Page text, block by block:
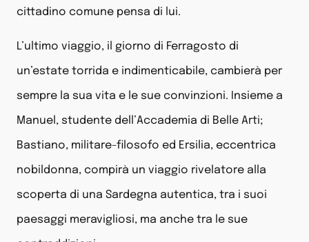
cittadino comune pensa di lui.
L’ultimo viaggio, il giorno di Ferragosto di
un’estate torrida e indimenticabile, cambierà per
sempre la sua vita e le sue convinzioni. Insieme a
Manuel, studente dell’Accademia di Belle Arti;
Bastiano, militare-filosofo ed Ersilia, eccentrica
nobildonna, compirà un viaggio rivelatore alla
scoperta di una Sardegna autentica, tra i suoi
paesaggi meravigliosi, ma anche tra le sue